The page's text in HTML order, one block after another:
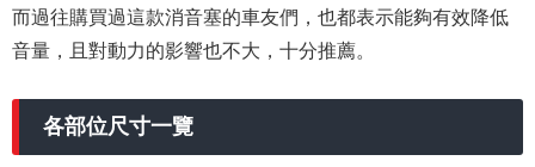
而過往購買過這款消音塞的車友們，也都表示能夠有效降低
音量，且對動力的影響也不大，十分推薦。
各部位尺寸一覽